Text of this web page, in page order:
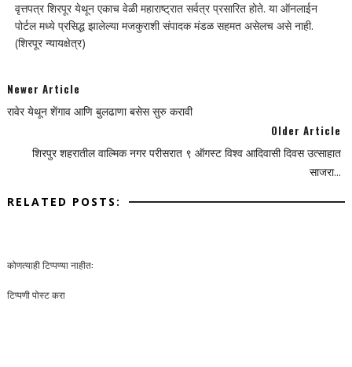
वृत्तपत्र शिरपूर येथून एकाच वेळी महाराष्ट्रात सर्वत्र प्रसारित होते. या ऑनलाईन
पोर्टल मध्ये प्रसिद्ध झालेल्या मजकुराशी संपादक मंडळ सहमत असेलच असे नाही.
(शिरपूर न्यायक्षेत्र)
Newer Article
रावेर येथून शेंगाव आणि बुलढाणा बसेस सुरु करावी
Older Article
शिरपुर शहरातील वाल्मिक नगर परीसरात ९ ऑगस्ट विश्व आदिवासी दिवस उत्साहात
साजरा...
RELATED POSTS:
कोणत्याही टिप्पण्‍या नाहीत:
टिप्पणी पोस्ट करा